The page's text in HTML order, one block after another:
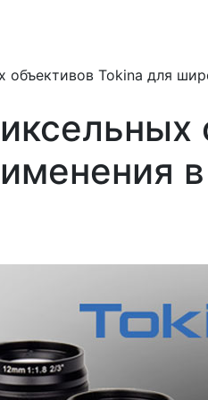
объективов Tokina для